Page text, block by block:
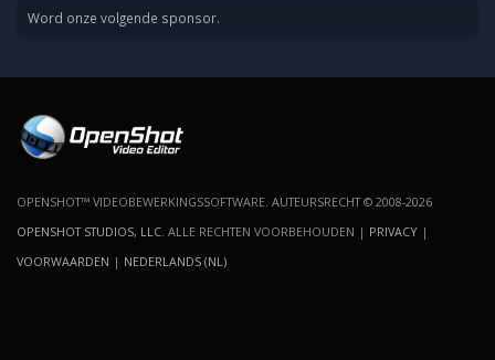
Word onze volgende sponsor.
OPENSHOT™ VIDEOBEWERKINGSSOFTWARE. AUTEURSRECHT © 2008-2026
OPENSHOT STUDIOS, LLC . ALLE RECHTEN VOORBEHOUDEN | PRIVACY |
VOORWAARDEN | NEDERLANDS (NL)